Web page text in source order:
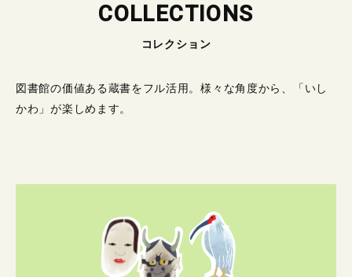
COLLECTIONS
コレクション
図書館の価値ある蔵書をフル活用。様々な角度から、「いし
かわ」が楽しめます。